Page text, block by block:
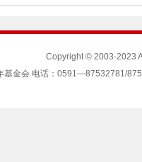
Copyright © 2003-2023
基金会 电话：0591—87532781/